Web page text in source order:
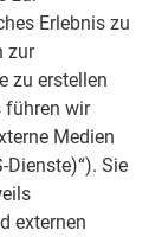
Erlebnis zu
zur
zu erstellen
führen wir
Medien
Dienste)“). Sie
externen
Schindeln mit
Und auch
PREFA
einen
Optik“.